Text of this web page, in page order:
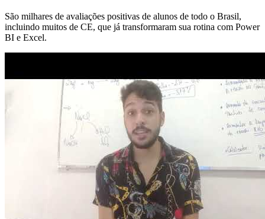
São milhares de avaliações positivas de alunos de todo o Brasil,
incluindo muitos de CE, que já transformaram sua rotina com Power
BI e Excel.